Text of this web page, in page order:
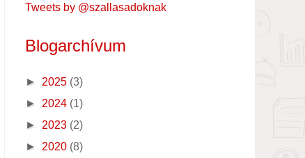
Tweets by @szallasadoknak
Blogarchívum
► 2025 (3)
► 2024 (1)
► 2023 (2)
► 2020 (8)